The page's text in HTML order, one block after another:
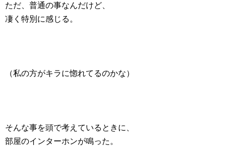
ただ、普通の事なんだけど、
凄く特別に感じる。
（私の方がキラに惚れてるのかな）
そんな事を頭で考えているときに、
部屋のインターホンが鳴った。